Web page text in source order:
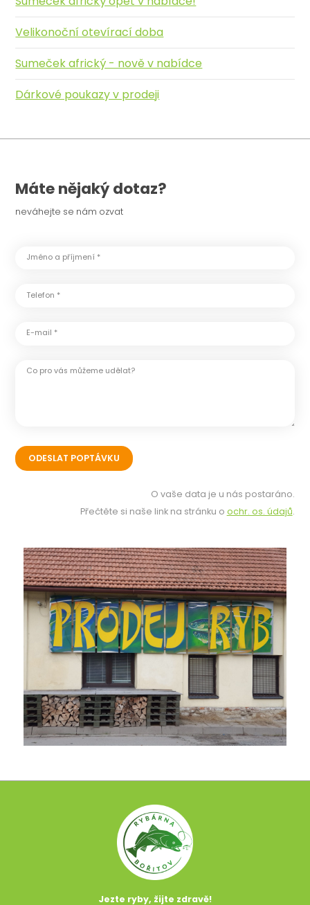
Velikonoční otevírací doba
Sumeček africký - nově v nabídce
Dárkové poukazy v prodeji
Máte nějaký dotaz?
neváhejte se nám ozvat
Jméno a příjmení *
Telefon *
E-mail *
Co pro vás můžeme udělat?
O vaše data je u nás postaráno.
Přečtěte si naše link na stránku o ochr. os. údajů.
Jezte ryby, žijte zdravě!